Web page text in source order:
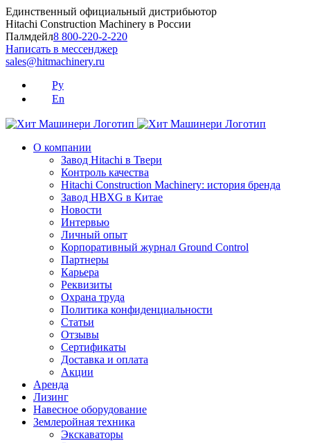
Skip
to
content
Единственный официальный дистрибьютор
Hitachi Construction Machinery в России
Палмдейл8 800-220-2-220
Написать в мессенджер
sales@hitmachinery.ru
Ру
En
О компании
Завод Hitachi в Твери
Контроль качества
Hitachi Construction Machinery: история бренда
Завод HBXG в Китае
Новости
Интервью
Личный опыт
Корпоративный журнал Ground Control
Партнеры
Карьера
Реквизиты
Охрана труда
Политика конфиденциальности
Статьи
Отзывы
Сертификаты
Доставка и оплата
Акции
Аренда
Лизинг
Навесное оборудование
Землеройная техника
Экскаваторы